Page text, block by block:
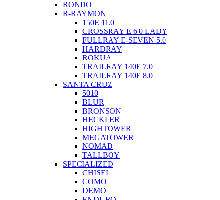
RONDO
R-RAYMON
150E 11.0
CROSSRAY E 6.0 LADY
FULLRAY E-SEVEN 5.0
HARDRAY
ROKUA
TRAILRAY 140E 7.0
TRAILRAY 140E 8.0
SANTA CRUZ
5010
BLUR
BRONSON
HECKLER
HIGHTOWER
MEGATOWER
NOMAD
TALLBOY
SPECIALIZED
CHISEL
COMO
DEMO